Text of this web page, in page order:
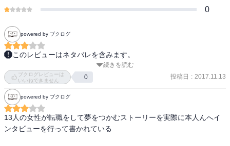
俣野千秋 株式会社カフェリング代表取締役
村上智美 バーテンダー
SHEILA タレント
矢嶋文子 八百屋 瑞花 店主
坂野尚子 株式会社ノンストレス 代表取締役
西方 凌 女優
新間美也 調香師
宮崎真理子 ＮＰＯ法人フローレンス勤務
井上由美子 脚本家
0
powered by ブクログ
このレビューはネタバレを含みます。
バービー人形のコンセプト：女の子はなんでもできるし、何にだっ
てなれる
これからこうなりたいという未来の自分の姿を思い描いて夢リスト
を作った
矢嶋文子
続きを読む
ブクログレビューは
いいねできません
0 投稿日 : 2017.11.13
powered by ブクログ
13人の女性が転職をして夢をつかむストーリーを実際に本人んへイ
ンタビューを行って書かれている